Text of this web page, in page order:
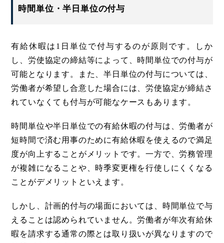
時間単位・半日単位の付与
有給休暇は1日単位で付与するのが原則です。しか
し、労使協定の締結等によって、時間単位での付与が
可能となります。また、半日単位の付与については、
労働者が希望し合意した場合には、労使協定が締結さ
れていなくても付与が可能なケースもあります。
時間単位や半日単位での有給休暇の付与は、労働者が
短時間で済む用事のために有給休暇を使えるので満足
度が向上することがメリットです。一方で、労務管理
が複雑になることや、時季変更権を行使しにくくなる
ことがデメリットといえます。
しかし、計画的付与の場面においては、時間単位で与
えることは認められていません。労働者が年次有給休
暇を請求する通常の際とは取り扱いが異なりますので